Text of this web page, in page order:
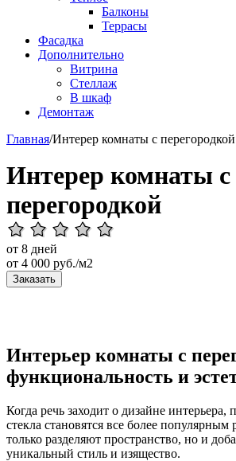
Балконы
Террасы
Фасадка
Дополнительно
Витрина
Стеллаж
В шкаф
Демонтаж
Главная/Интерер комнаты с перегородкой
Интерер комнаты с
перегородкой
от 8 дней
от 4 000 руб./м2
Заказать
Интерьер комнаты с
функциональность и
Когда речь заходит о дизайне интерьера,
стекла становятся все более
только разделяют пространство, но и
уникальный стиль и изящество.